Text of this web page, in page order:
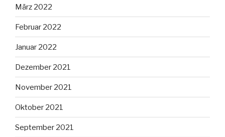
März 2022
Februar 2022
Januar 2022
Dezember 2021
November 2021
Oktober 2021
September 2021